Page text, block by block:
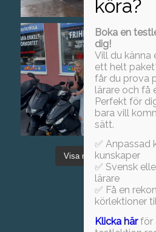
Visa mer Föj
Boka en
dig!
Vill du känna
ett helt
får du prova
lärare och få
Perfekt för
bara vill
sätt.
✅ Anpassad
kunskaper
✅ Svensk
lärare
✅ Få en
körlektioner
Klicka härför